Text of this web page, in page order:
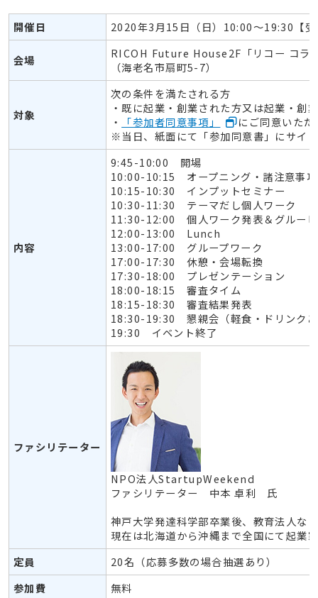
開催日 2020年3月15日（日）10:00～19:30【
会場
RICOH Future House2F「リコー コラ
（海老名市扇町5-7）
対象
次の条件を満たされる方
・既に起業・創業された方又は起業・創
・
「参加者同意事項」
にご同意いた
※当日、紙面にて「参加同意書」にサイ
内容
9:45-10:00 開場
10:00-10:15 オープニング・諸注意事
10:15-10:30 インプットセミナー
10:30-11:30 テーマだし個人ワーク
11:30-12:00 個人ワーク発表＆グルー
12:00-13:00 Lunch
13:00-17:00 グループワーク
17:00-17:30 休憩・会場転換
17:30-18:00 プレゼンテーション
18:00-18:15 審査タイム
18:15-18:30 審査結果発表
18:30-19:30 懇親会（軽食・ドリンク
19:30 イベント終了
ファシリテーター
NPO法人StartupWeekend
ファシリテーター 中本 卓利 氏
神戸大学発達科学部卒業後、教育法人な
現在は北海道から沖縄まで全国にて起業
定員
20名（応募多数の場合抽選あり）
参加費
無料